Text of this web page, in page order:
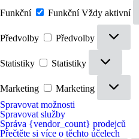
Funkční
Funkční Vždy aktivní
Předvolby Předvolby
Statistiky Statistiky
Marketing
Marketing
Spravovat možnosti
Spravovat služby
Správa {vendor_count} prodejců
Přečtěte si více o těchto účelech